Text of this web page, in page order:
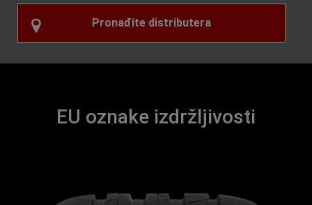
Pronađite distributera
EU oznake izdržljivosti